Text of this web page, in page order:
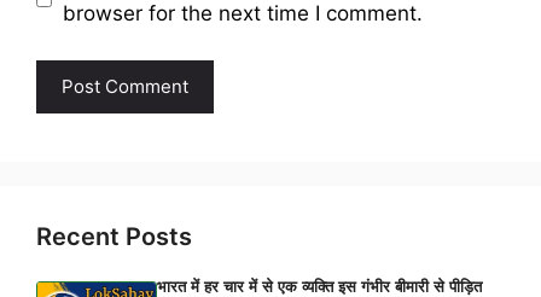
browser for the next time I comment.
Recent Posts
भारत में हर चार में से एक व्यक्ति इस गंभीर बीमारी से पीड़ित